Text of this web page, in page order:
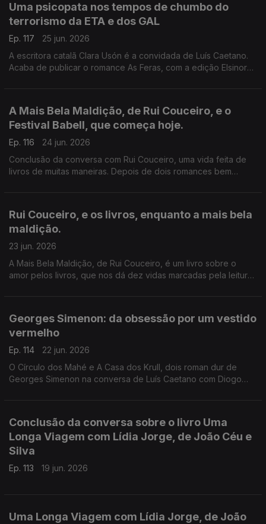
Uma psicopata nos tempos de chumbo do
terrorismo da ETA e dos GAL
Ep. 117
25 jun. 2026
A escritora catalã Clara Usón é a convidada de Luís Caetano.
Acaba de publicar o romance As Feras, com a edição Elsinore.
A Mais Bela Maldição, de Rui Couceiro, e o
Festival Babell, que começa hoje.
Ep. 116
24 jun. 2026
Conclusão da conversa com Rui Couceiro, uma vida feita de
livros de muitas maneiras. Depois de dois romances bem
país. Começa hoje, no Porto.
Rui Couceiro, e os livros, enquanto a mais bela
maldição.
23 jun. 2026
A Mais Bela Maldição, de Rui Couceiro, é um livro sobre o
amor pelos livros, que nos dá dez vidas marcadas pela leitura
Caetano, fala-se também do Festival Babell, que começa esta
quarta-feita no Porto, o maior investimento de sempre no
nosso país num evento literário, iniciativa da Livraria Lello.
Georges Simenon: da obsessão por um vestido
vermelho
Ep. 114
22 jun. 2026
O Círculo dos Mahé e A Casa dos Krull, dois roman dur de
Georges Simenon na conversa de Luís Caetano com Diogo
Conclusão da conversa sobre o livro Uma
Longa Viagem com Lídia Jorge, de João Céu e
Silva
Ep. 113 19 jun. 2026
Uma Longa Viagem com Lídia Jorge, de João